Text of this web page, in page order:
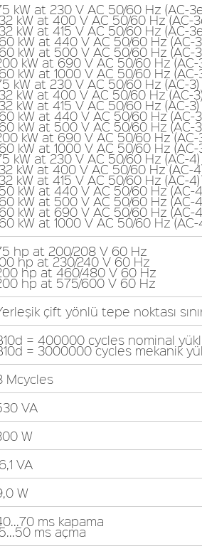
kW at 230 V AC 50/60 Hz (AC-
kW at 400 V AC 50/60 Hz (AC-
kW at 415 V AC 50/60 Hz (AC-
kW at 440 V AC 50/60 Hz (AC-
kW at 500 V AC 50/60 Hz (AC-
kW at 690 V AC 50/60 Hz (AC-
kW at 1000 V AC 50/60 Hz (AC-
kW at 230 V AC 50/60 Hz (AC-3)
kW at 400 V AC 50/60 Hz (AC-3)
kW at 415 V AC 50/60 Hz (AC-3)
kW at 440 V AC 50/60 Hz (AC-
kW at 500 V AC 50/60 Hz (AC-
kW at 690 V AC 50/60 Hz (AC-
kW at 1000 V AC 50/60 Hz (AC-
kW at 230 V AC 50/60 Hz (AC-4)
kW at 400 V AC 50/60 Hz (AC-
kW at 415 V AC 50/60 Hz (AC-4)
kW at 440 V AC 50/60 Hz (AC-
kW at 500 V AC 50/60 Hz (AC-
kW at 690 V AC 50/60 Hz (AC-
kW at 1000 V AC 50/60 Hz (AC-
hp at 200/208 V 60 Hz
hp at 230/240 V 60 Hz
hp at 460/480 V 60 Hz
hp at 575/600 V 60 Hz
çift yönlü tepe noktası
= 400000 cycles nominal
= 3000000 cycles mekanik
Mcycles
VA
W
VA
W
ms kapama
ms açma